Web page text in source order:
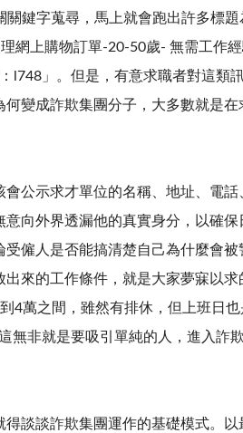
鍵字蒐尋，馬上就會跑出許多標
網上購物訂單-20-50歲- 無需工作
」。但是，有意求職者對這類
變成詐欺集團分子，大多數就是
公示求才單位的名稱、地址、電
向外界透漏他的真實身分，以確
僱人是否能搞清楚自己為什麼會
來的工作條件，就是大家夢寐以
4萬之間，雖然有排休，但上班日
非就是要吸引單純的人，進入詐欺
談談詐欺集團運作的基礎模式。